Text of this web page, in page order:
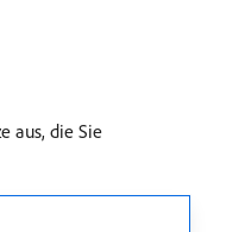
aus, die Sie